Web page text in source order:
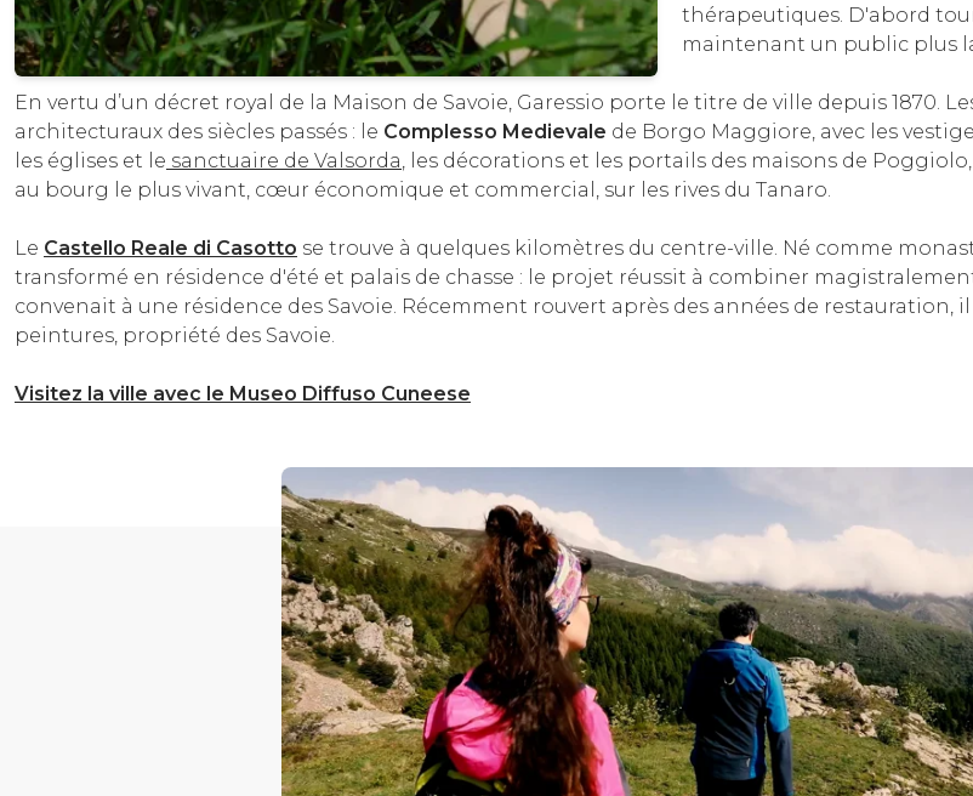
thérapeutiques. D'abord
maintenant un public plus
En vertu d’un décret royal de la Maison de Savoie, Garessio porte le titre de ville depuis
architecturaux des siècles passés : le Complesso Medievale de Borgo Maggiore, avec les
les églises et le sanctuaire de Valsorda, les décorations et les portails des maisons de
au bourg le plus vivant, cœur économique et commercial, sur les rives du Tanaro.
Le Castello Reale di Casotto se trouve à quelques kilomètres du centre-ville. Né comme
transformé en résidence d'été et palais de chasse : le projet réussit à combiner
convenait à une résidence des Savoie. Récemment rouvert après des années de
peintures, propriété des Savoie.
Visitez la ville avec le Museo Diffuso Cuneese